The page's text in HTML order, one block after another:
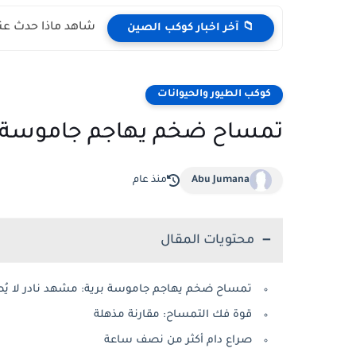
📁 آخر اخبار كوكب الصين شاهد ماذا حدث
كوكب الطيور والحيوانات
تمساح ضخم يهاجم جاموسة
Abu Jumana منذ عام
محتويات المقال
تمساح ضخم يهاجم جاموسة برية: مشهد نادر لا
قوة فك التمساح: مقارنة مذهلة
صراع دام أكثر من نصف ساعة